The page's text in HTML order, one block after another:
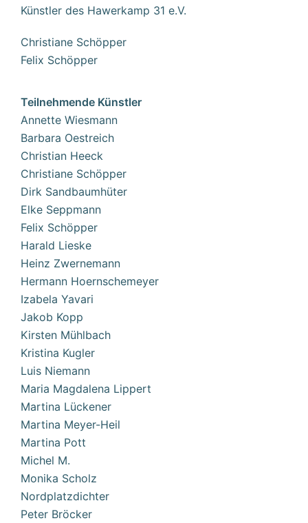
Künstler des Hawerkamp 31 e.V.
Christiane Schöpper
Felix Schöpper
Teilnehmende Künstler
Annette Wiesmann
Barbara Oestreich
Christian Heeck
Christiane Schöpper
Dirk Sandbaumhüter
Elke Seppmann
Felix Schöpper
Harald Lieske
Heinz Zwernemann
Hermann Hoernschemeyer
Izabela Yavari
Jakob Kopp
Kirsten Mühlbach
Kristina Kugler
Luis Niemann
Maria Magdalena Lippert
Martina Lückener
Martina Meyer-Heil
Martina Pott
Michel M.
Monika Scholz
Nordplatzdichter
Peter Bröcker